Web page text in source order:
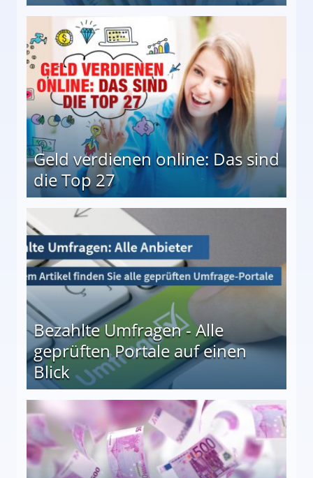
Geld verdienen online: Das sind
die Top 27
Bezahlte Umfragen - Alle
geprüften Portale auf einen
Blick
auf einen Blick